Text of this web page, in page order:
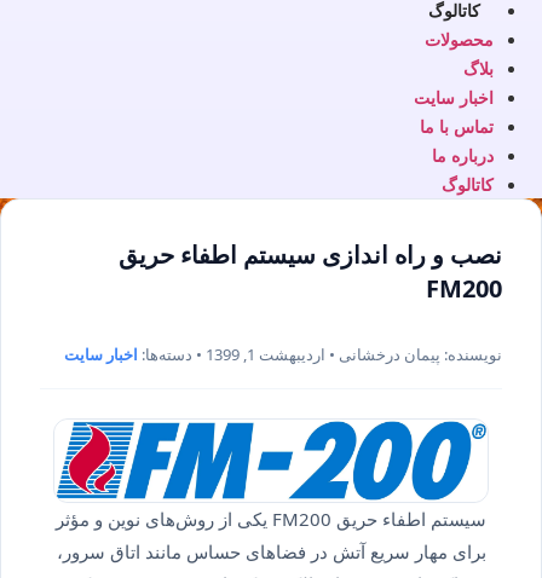
کاتالوگ
محصولات
بلاگ
اخبار سایت
تماس با ما
درباره ما
کاتالوگ
نصب و راه اندازی سیستم اطفاء حریق
FM200
نویسنده: پیمان درخشانی • اردیبهشت 1, 1399 • دسته‌ها: اخبار سایت
سیستم اطفاء حریق FM200 یکی از روش‌های نوین و مؤثر
برای مهار سریع آتش در فضاهای حساس مانند اتاق سرور،